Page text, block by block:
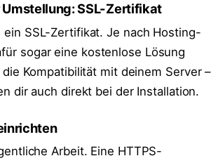
SSL-Zertifikat
ein SSL-Zertifikat. Je nach Hosting-
sogar eine kostenlose Lösung
Kompatibilität mit deinem Server –
dir auch direkt bei der Installation.
Arbeit. Eine HTTPS-